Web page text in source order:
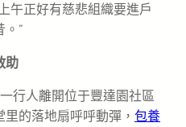
午正好有慈悲組織要進戶
。”
助
行人離開位于豐達園社區
的落地扇呼呼動彈， 包養